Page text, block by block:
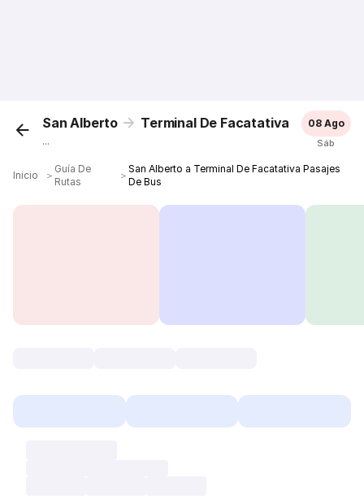
San Alberto Terminal De Facatativa
...
08 Ago
Sáb
Inicio ＞
Guía De
Rutas
＞
San Alberto a Terminal De Facatativa Pasajes
De Bus